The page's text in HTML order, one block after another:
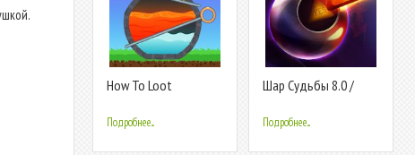
How To Loot
Подробнее...
Шар Судьбы 8.0 /
Подробнее...